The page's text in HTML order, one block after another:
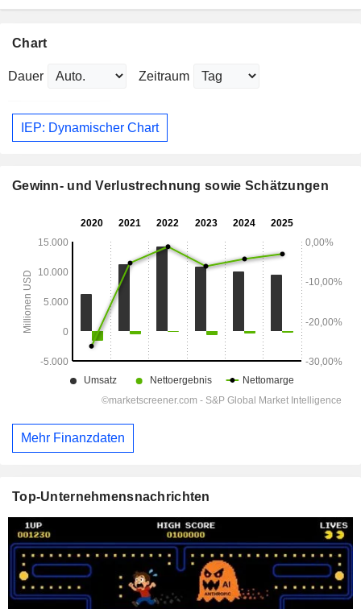
Chart
Dauer Zeitraum
IEP: Dynamischer Chart
Gewinn- und Verlustrechnung sowie Schätzungen
Mehr Finanzdaten
Top-Unternehmensnachrichten